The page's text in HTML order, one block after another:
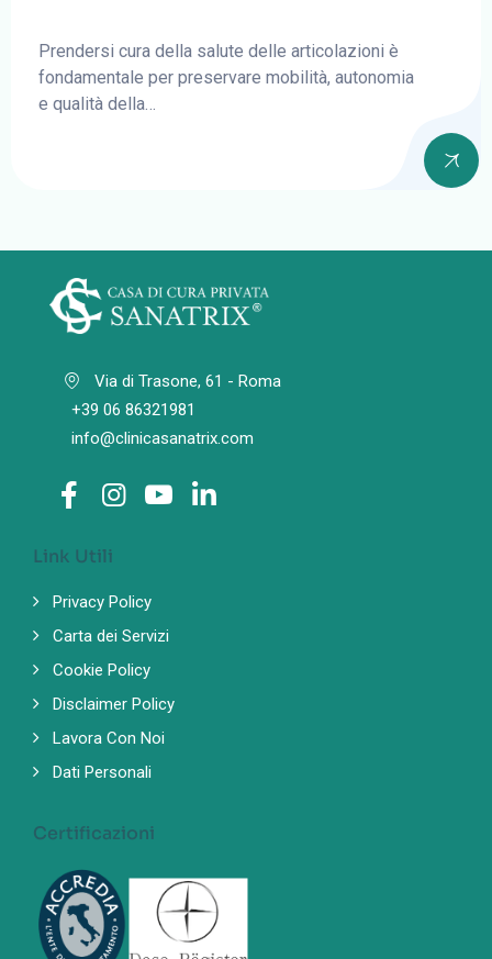
Prendersi cura della salute delle articolazioni è
fondamentale per preservare mobilità, autonomia
e qualità della…
Via di Trasone, 61 - Roma
+39 06 86321981
info@clinicasanatrix.com
Link Utili
Privacy Policy
Carta dei Servizi
Cookie Policy
Disclaimer Policy
Lavora Con Noi
Dati Personali
Certificazioni